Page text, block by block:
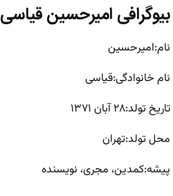
بیوگرافی امیرحسین قیاسی
نام:امیرحسین
نام خانوادگی:قیاسی
تاریخ تولد:۲۸ آبان ۱۳۷۱
محل تولد:تهران
پیشه:کمدین، مجری، نویسنده